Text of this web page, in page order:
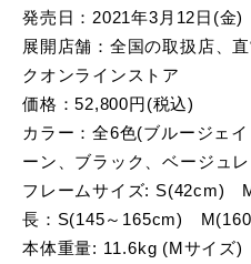
発売日：2021年3月12日(金)
展開店舗：全国の取扱店、
クオンラインストア
価格：52,800円(税込)
カラー：全6色(ブルージェ
ーン、ブラック、ベージュ
フレームサイズ: S(42cm)
長：S(145～165cm)
本体重量: 11.6kg (Mサイズ)